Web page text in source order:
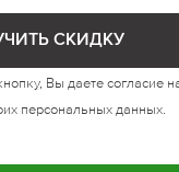
Вы даете согласие
персональных данных.